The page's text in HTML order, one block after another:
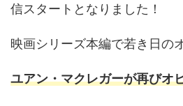
信スタートとなりました！
映画シリーズ本編で若き日の
ユアン・マクレガーが再びオ